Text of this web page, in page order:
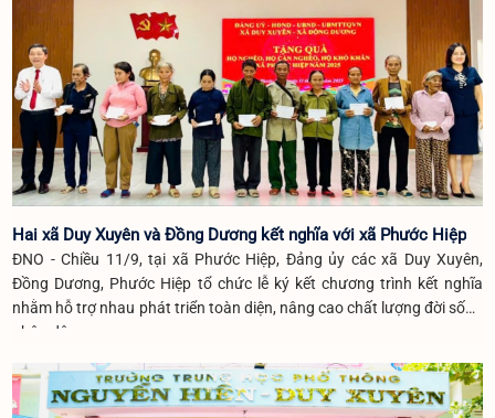
Hai xã Duy Xuyên và Đồng Dương kết nghĩa với xã Phước Hiệp
ĐNO - Chiều 11/9, tại xã Phước Hiệp, Đảng ủy các xã Duy Xuyên,
Đồng Dương, Phước Hiệp tổ chức lễ ký kết chương trình kết nghĩa
nhằm hỗ trợ nhau phát triển toàn diện, nâng cao chất lượng đời sống
nhân dân.